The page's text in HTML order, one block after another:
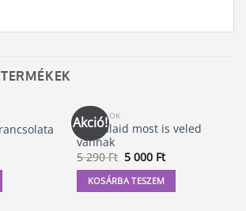
Ft.
Akció!
ANGYALOK
Angyalaid most is veled
vannak
5 290Ft Original
price
was:
5
290 Ft.
5 000 FtCurrent
price
is:
5
000 Ft.
KOSÁRBA TESZEM